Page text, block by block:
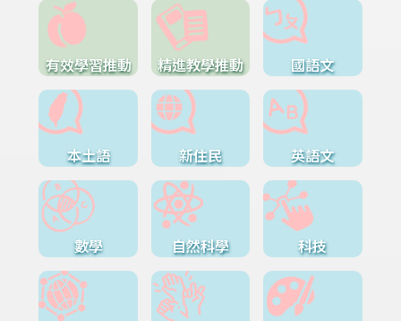
有效學習推動 精進教學推動 國語文
本土語 新住民 英語文
數學 自然科學 科技